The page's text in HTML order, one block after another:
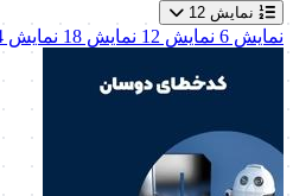
نمایش 12
نمایش 6 نمایش 12 نمایش 18 نمایش 24